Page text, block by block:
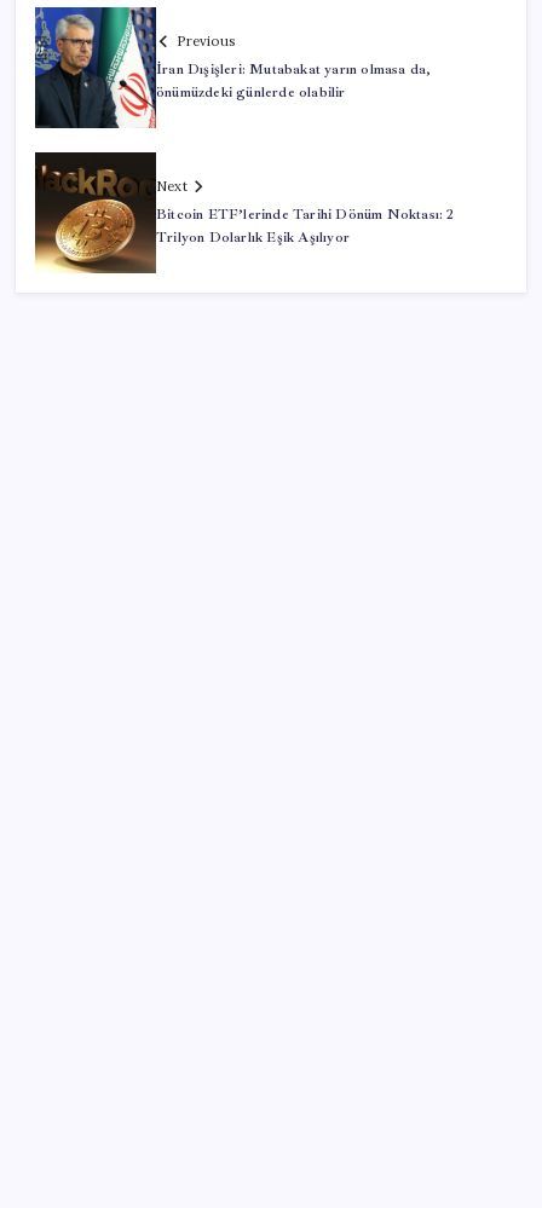
Previous
İran Dışişleri: Mutabakat yarın olmasa da,
önümüzdeki günlerde olabilir
Next
Bitcoin ETF’lerinde Tarihi Dönüm Noktası: 2
Trilyon Dolarlık Eşik Aşılıyor